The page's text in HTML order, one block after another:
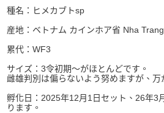
種名：ヒメカブトsp
産地：ベトナム カインホア省 Nha
累代：WF3
サイズ：3令初期〜がほとんどです。
雌雄判別は偏らないよう努めますが、万
孵化日：2025年12月1日セット、26年3
ります。